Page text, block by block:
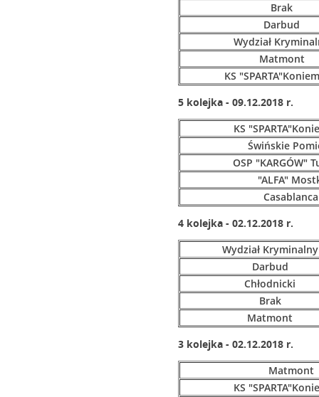
Brak
Darbud
Wydział
Matmont
KS
5 kolejka - 09.12.2018 r.
KS
Świńskie
OSP "KARGÓW"
"ALFA"
Casablanca
4 kolejka - 02.12.2018 r.
Wydział Kryminalny
Darbud
Chłodnicki
Brak
Matmont
3 kolejka - 02.12.2018 r.
Matmont
KS